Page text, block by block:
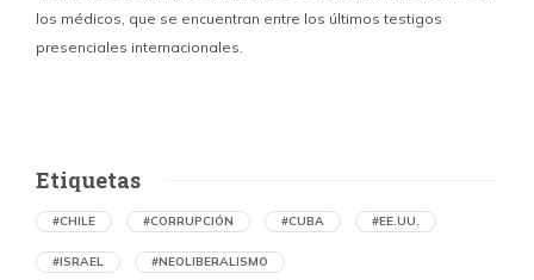
los médicos, que se encuentran entre los últimos testigos
presenciales internacionales.
Etiquetas
#CHILE #CORRUPCIÓN #CUBA #EE.UU.
#ISRAEL #NEOLIBERALISMO